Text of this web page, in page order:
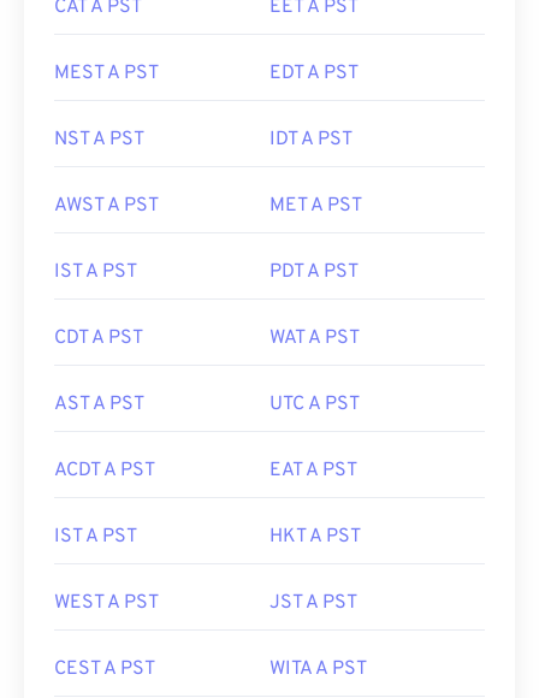
CAT A PST EET A PST
MEST A PST EDT A PST
NST A PST IDT A PST
AWST A PST MET A PST
IST A PST PDT A PST
CDT A PST WAT A PST
AST A PST UTC A PST
ACDT A PST EAT A PST
IST A PST HKT A PST
WEST A PST JST A PST
CEST A PST WITA A PST